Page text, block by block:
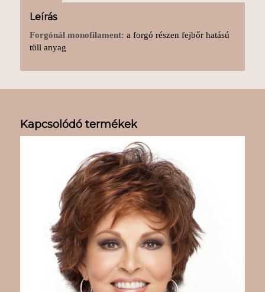
Leírás
Forgónál monofilament: a forgó részen fejbőr hatású
tüll anyag
Kapcsolódó termékek